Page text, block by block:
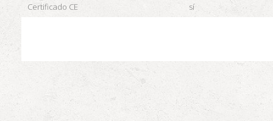
Certificado CE
sí